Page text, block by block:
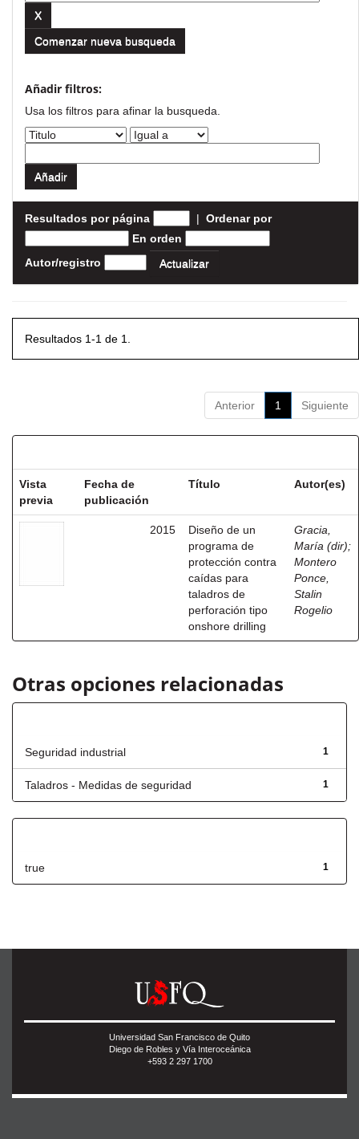
Comenzar nueva busqueda
Añadir filtros:
Usa los filtros para afinar la busqueda.
Resultados por página | Ordenar por
En orden
Autor/registro
Resultados 1-1 de 1.
Anterior 1 Siguiente
Vista
previa
Fecha de
publicación
Título Autor(es)
2015
Diseño de un
programa de
protección contra
caídas para
taladros de
perforación tipo
onshore drilling
Gracia,
María (dir);
Montero
Ponce,
Stalin
Rogelio
Otras opciones relacionadas
1
Seguridad industrial
1
Taladros - Medidas de seguridad
1
true
Universidad San Francisco de Quito
Diego de Robles y Vía Interoceánica
+593 2 297 1700